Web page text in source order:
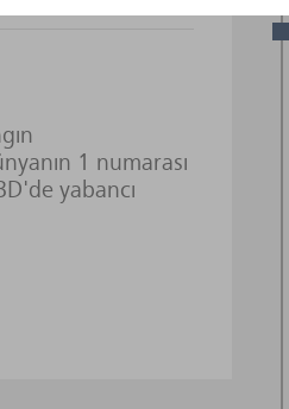
1 numarası
yabancı